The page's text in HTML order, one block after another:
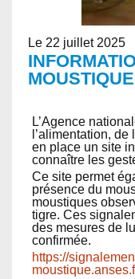
Le 22 juillet 2025
L’Agence
l’alimentation,
en place un site
connaître les
Ce site permet
présence du
moustiques
tigre. Ces
des mesures de
confirmée.
https://